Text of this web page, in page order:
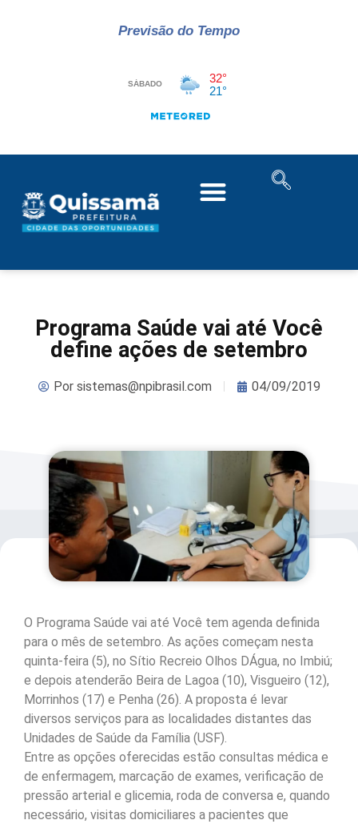
Previsão do Tempo
Programa Saúde vai até Você
define ações de setembro
Porsistemas@npibrasil.com 04/09/2019
O Programa Saúde vai até Você tem agenda definida
para o mês de setembro. As ações começam nesta
quinta-feira (5), no Sítio Recreio Olhos DÁgua, no Imbiú;
e depois atenderão Beira de Lagoa (10), Visgueiro (12),
Morrinhos (17) e Penha (26). A proposta é levar
diversos serviços para as localidades distantes das
Unidades de Saúde da Família (USF).
Entre as opções oferecidas estão consultas médica e
de enfermagem, marcação de exames, verificação de
pressão arterial e glicemia, roda de conversa e, quando
necessário, visitas domiciliares a pacientes que